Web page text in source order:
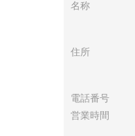
名称
住所
電話番号
営業時間